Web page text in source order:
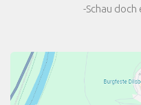
-Schau doch